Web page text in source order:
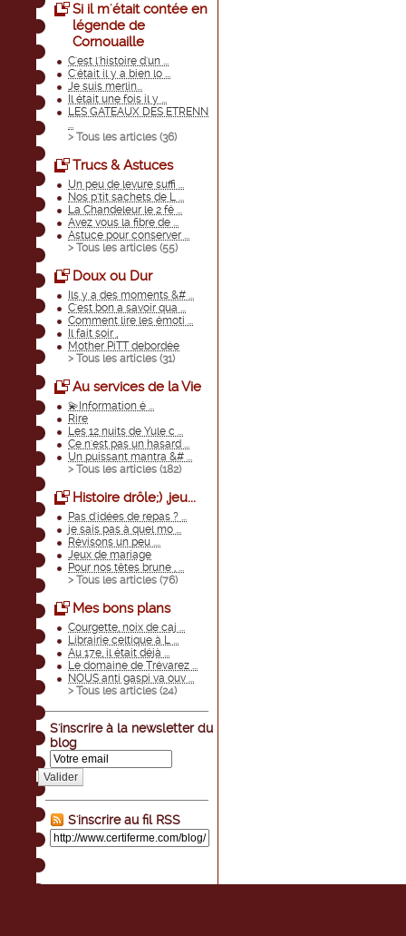
Si il m'était contée en
légende de
Cornouaille
C'est l'histoire d'un ...
C'était il y a bien lo ...
Je suis merlin...
Il était une fois il y ...
LES GATEAUX DES ETRENN
...
> Tous les articles (36)
Trucs & Astuces
Un peu de levure suffi ...
Nos p'tit sachets de L ...
La Chandeleur le 2 fé ...
Avez vous la fibre de ...
Astuce pour conserver ...
> Tous les articles (55)
Doux ou Dur
Ils y a des moments &# ...
C'est bon a savoir qua ...
Comment lire les émoti ...
Il fait soir ,
Mother PiTT debordée
> Tous les articles (31)
Au services de la Vie
💫Information é ...
Rire
Les 12 nuits de Yule c ...
Ce n'est pas un hasard ...
Un puissant mantra &# ...
> Tous les articles (182)
Histoire drôle;) ,jeu...
Pas d'idées de repas ? ...
je sais pas à quel mo ...
Révisons un peu ....
Jeux de mariage
Pour nos têtes brune , ...
> Tous les articles (76)
Mes bons plans
Courgette, noix de caj ...
Librairie celtique à L ...
Au 17e, il était déjà ...
Le domaine de Trévarez ...
NOUS anti gaspi va ouv ...
> Tous les articles (24)
S'inscrire à la newsletter du
blog
Valider
S'inscrire au fil RSS